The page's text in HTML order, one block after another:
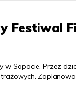
Festiwal
Sopocie. Przez